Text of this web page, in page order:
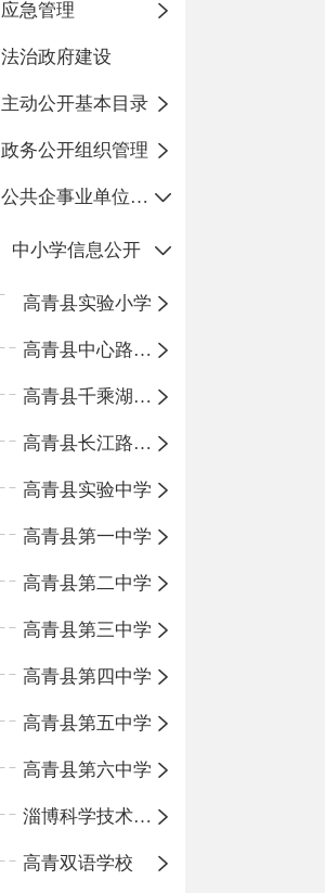
应急管理
法治政府建设
主动公开基本目录
政务公开组织管理
公共企事业单位信息公开
中小学信息公开
高青县实验小学
高青县中心路小学
高青县千乘湖小学
高青县长江路小学
高青县实验中学
高青县第一中学
高青县第二中学
高青县第三中学
高青县第四中学
高青县第五中学
高青县第六中学
淄博科学技术学校
高青双语学校